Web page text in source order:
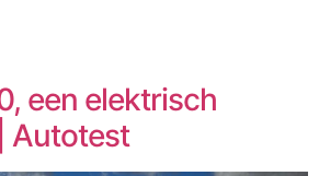
een elektrisch
Autotest